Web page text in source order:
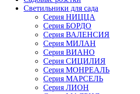
Светильники для сада
Серия НИЦЦА
Серия БОРДО
Серия ВАЛЕНСИЯ
Серия МИЛАН
Серия ВИАНО
Серия СИЦИЛИЯ
Серия МОНРЕАЛЬ
Серия МАРСЕЛЬ
Серия ЛИОН